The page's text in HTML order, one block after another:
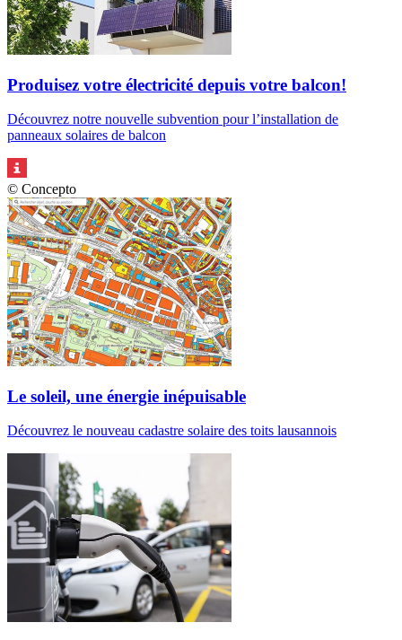
Produisez votre électricité depuis votre balcon!
Découvrez notre nouvelle subvention pour l’installation de
panneaux solaires de balcon
© Concepto
Le soleil, une énergie inépuisable
Découvrez le nouveau cadastre solaire des toits lausannois